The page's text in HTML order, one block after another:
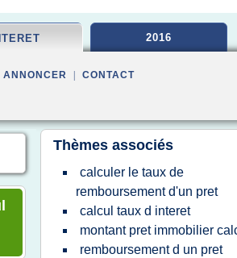
2016
ANNONCER CONTACT
Thèmes associés
calculer le taux de
remboursement d'un pret
calcul taux d interet
montant pret immobilier
remboursement d un pret